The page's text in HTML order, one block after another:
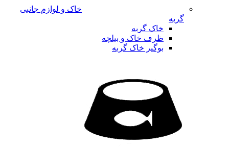
خاک و لوازم جانبی
گربه
خاک گربه
ظرف خاک و بیلچه
بوگیر خاک گربه